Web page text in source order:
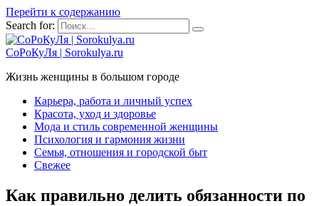
Перейти к содержанию
Search for:
СоРоКуЛя | Sorokulya.ru
Жизнь женщины в большом городе
Карьера, работа и личный успех
Красота, уход и здоровье
Мода и стиль современной женщины
Психология и гармония жизни
Семья, отношения и городской быт
Свежее
Как правильно делить обязанности по